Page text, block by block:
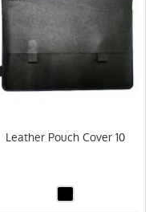
Leather Pouch Cover 10